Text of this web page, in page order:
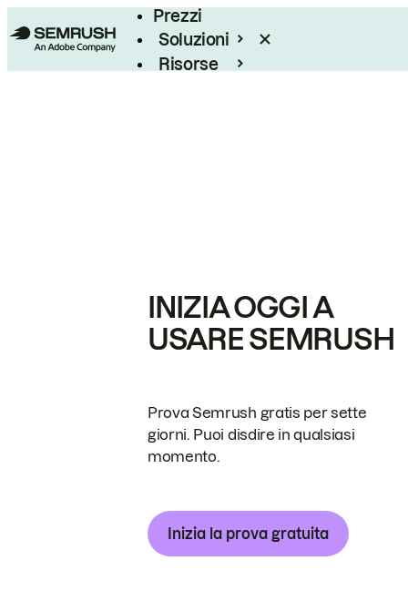
Prezzi
Soluzioni
Risorse
INIZIA OGGI A
USARE SEMRUSH
Prova Semrush gratis per sette
giorni. Puoi disdire in qualsiasi
momento.
Inizia la prova gratuita